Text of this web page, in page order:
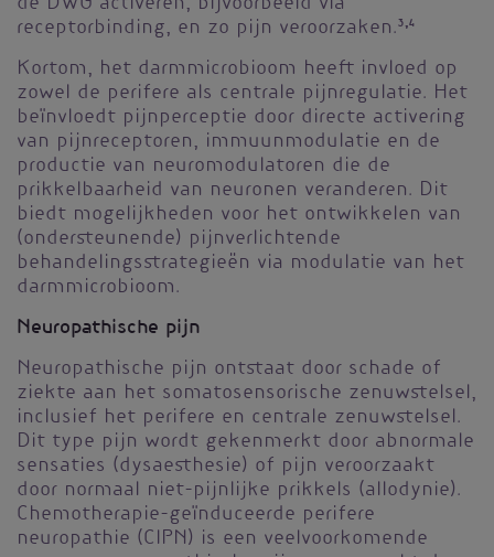
de DWG activeren, bijvoorbeeld via
receptorbinding, en zo pijn veroorzaken.3,4
Kortom, het darmmicrobioom heeft invloed op
zowel de perifere als centrale pijnregulatie. Het
beïnvloedt pijnperceptie door directe activering
van pijnreceptoren, immuunmodulatie en de
productie van neuromodulatoren die de
prikkelbaarheid van neuronen veranderen. Dit
biedt mogelijkheden voor het ontwikkelen van
(ondersteunende) pijnverlichtende
behandelingsstrategieën via modulatie van het
darmmicrobioom.
Neuropathische pijn
Neuropathische pijn ontstaat door schade of
ziekte aan het somatosensorische zenuwstelsel,
inclusief het perifere en centrale zenuwstelsel.
Dit type pijn wordt gekenmerkt door abnormale
sensaties (dysaesthesie) of pijn veroorzaakt
door normaal niet-pijnlijke prikkels (allodynie).
Chemotherapie-geïnduceerde perifere
neuropathie (CIPN) is een veelvoorkomende